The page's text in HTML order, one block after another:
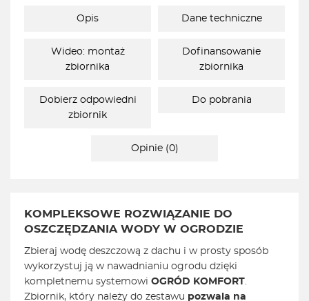
Opis Dane techniczne
Wideo: montaż
zbiornika
Dofinansowanie
zbiornika
Dobierz odpowiedni
zbiornik
Do pobrania
Opinie (0)
KOMPLEKSOWE ROZWIĄZANIE DO
OSZCZĘDZANIA WODY W OGRODZIE
Zbieraj wodę deszczową z dachu i w prosty sposób
wykorzystuj ją w nawadnianiu ogrodu dzięki
kompletnemu systemowi OGRÓD KOMFORT.
Zbiornik, który należy do zestawu pozwala na